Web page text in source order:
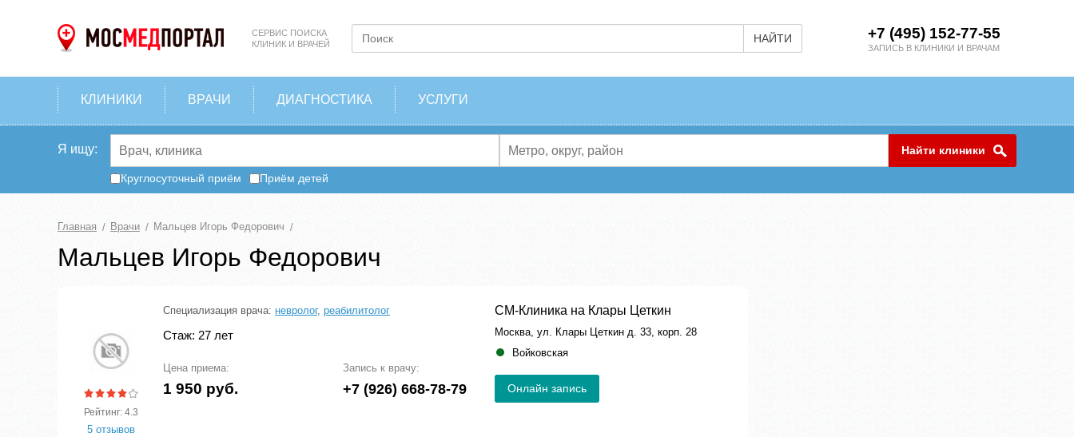
СЕРВИС ПОИСКА
КЛИНИК И ВРАЧЕЙ
НАЙТИ +7 (495) 152-77-55
ЗАПИСЬ В КЛИНИКИ И ВРАЧАМ
КЛИНИКИ ВРАЧИ ДИАГНОСТИКА УСЛУГИ
Я ищу: Найти клиники
Круглосуточный приём Приём детей
Главная Врачи Мальцев Игорь Федорович
Мальцев Игорь Федорович
Рейтинг: 4.3
5 отзывов
Специализация врача: невролог, реабилитолог
Стаж: 27 лет
Цена приема:
1 950 руб.
Запись к врачу:
+7 (926) 668-78-79
СМ-Клиника на Клары Цеткин
Москва, ул. Клары Цеткин д. 33, корп. 28
Войковская
Онлайн запись